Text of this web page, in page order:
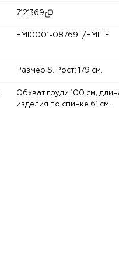
7121369
EMI0001-08769L/EMILIE
Размер S. Рост: 179 см.
Обхват груди 100 см, длина
изделия по спинке 61 см.